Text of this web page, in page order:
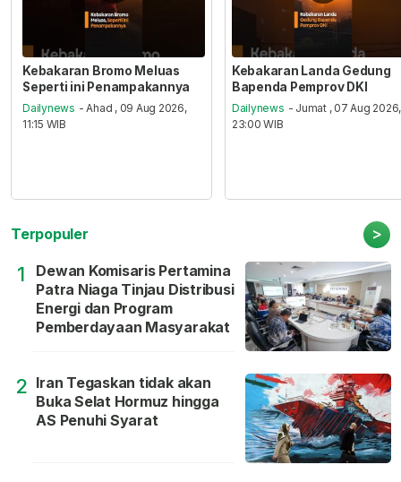
Kebakaran Bromo Meluas
Seperti ini Penampakannya
Dailynews - Ahad , 09 Aug 2026,
11:15 WIB
Kebakaran Landa Gedung
Bapenda Pemprov DKI
Dailynews - Jumat , 07 Aug 2026,
23:00 WIB
Terpopuler >
1
Dewan Komisaris Pertamina
Patra Niaga Tinjau Distribusi
Energi dan Program
Pemberdayaan Masyarakat
2 Iran Tegaskan tidak akan
Buka Selat Hormuz hingga
AS Penuhi Syarat